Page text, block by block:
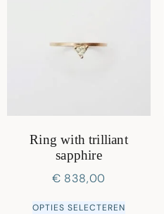
Ring with trilliant
sapphire
€ 838,00
OPTIES SELECTEREN